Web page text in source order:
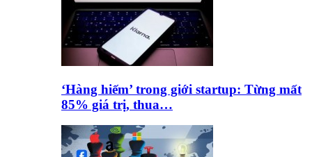
‘Hàng hiếm’ trong giới startup: Từng mất
85% giá trị, thua…